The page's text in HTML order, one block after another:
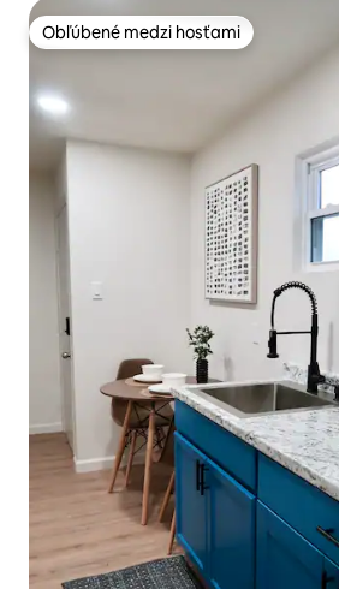
Obľúbené medzi hosťami
Obľúbené medzi hosťami